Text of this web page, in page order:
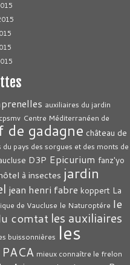
auxiliaires du jardin
Centre Méditerranéen de
de gadagne château de
pays des sorgues et des monts de
D3P Epicurium fanz'yo
à insectes jardin
jean henri fabre koppert La
de Vaucluse le Naturoptére le
comtat les auxiliaires
buissonnières les
mieux connaître le frelon